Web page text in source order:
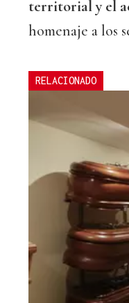
territorial y el
homenaje a los
RELACIONADO